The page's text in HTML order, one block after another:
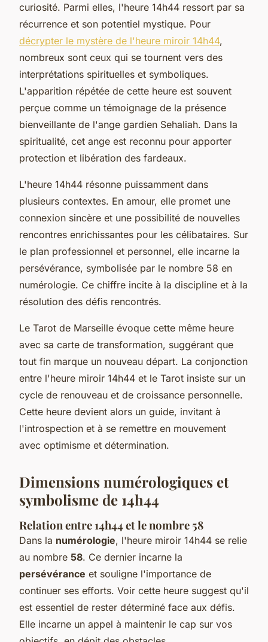
curiosité. Parmi elles, l'heure 14h44 ressort par sa
récurrence et son potentiel mystique. Pour
décrypter le mystère de l'heure miroir 14h44,
nombreux sont ceux qui se tournent vers des
interprétations spirituelles et symboliques.
L'apparition répétée de cette heure est souvent
perçue comme un témoignage de la présence
bienveillante de l'ange gardien Sehaliah. Dans la
spiritualité, cet ange est reconnu pour apporter
protection et libération des fardeaux.
L'heure 14h44 résonne puissamment dans
plusieurs contextes. En amour, elle promet une
connexion sincère et une possibilité de nouvelles
rencontres enrichissantes pour les célibataires. Sur
le plan professionnel et personnel, elle incarne la
persévérance, symbolisée par le nombre 58 en
numérologie. Ce chiffre incite à la discipline et à la
résolution des défis rencontrés.
Le Tarot de Marseille évoque cette même heure
avec sa carte de transformation, suggérant que
tout fin marque un nouveau départ. La conjonction
entre l'heure miroir 14h44 et le Tarot insiste sur un
cycle de renouveau et de croissance personnelle.
Cette heure devient alors un guide, invitant à
l'introspection et à se remettre en mouvement
avec optimisme et détermination.
Dimensions numérologiques et
symbolisme de 14h44
Relation entre 14h44 et le nombre 58
Dans la numérologie, l'heure miroir 14h44 se relie
au nombre 58. Ce dernier incarne la
persévérance et souligne l'importance de
continuer ses efforts. Voir cette heure suggest qu'il
est essentiel de rester déterminé face aux défis.
Elle incarne un appel à maintenir le cap sur vos